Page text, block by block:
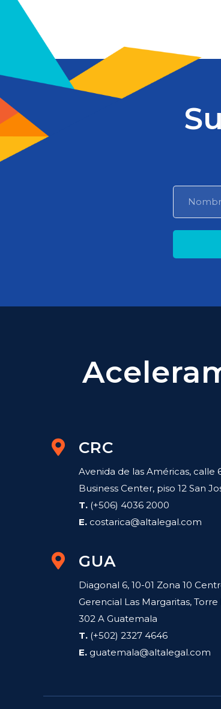
CRC
Avenida de las Américas, calle
Business Center, piso 12 San
T. (+506) 4036 2000
E. costarica@altalegal.com
GUA
Diagonal 6, 10-01 Zona 10
Gerencial Las Margaritas, Torre
302 A Guatemala
T. (+502) 2327 4646
E. guatemala@altalegal.com